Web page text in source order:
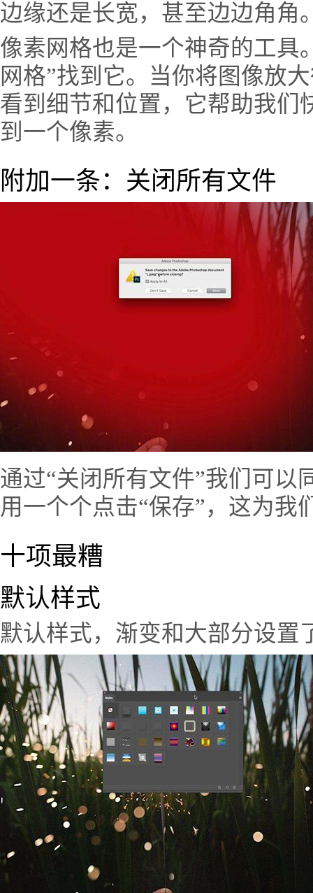
边缘还是长宽，甚至边边角角
像素网格也是一个神奇的工具
网格”找到它。当你将图像放
看到细节和位置，它帮助我们
到一个像素。
附加一条：关闭所有文件
通过“关闭所有文件”我们可以
用一个个点击“保存”，这为我
十项最糟
默认样式
默认样式，渐变和大部分设置